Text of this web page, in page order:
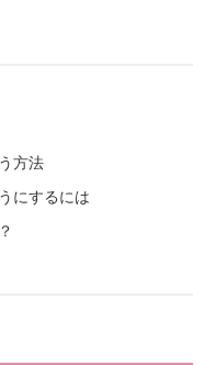
方法
にするには